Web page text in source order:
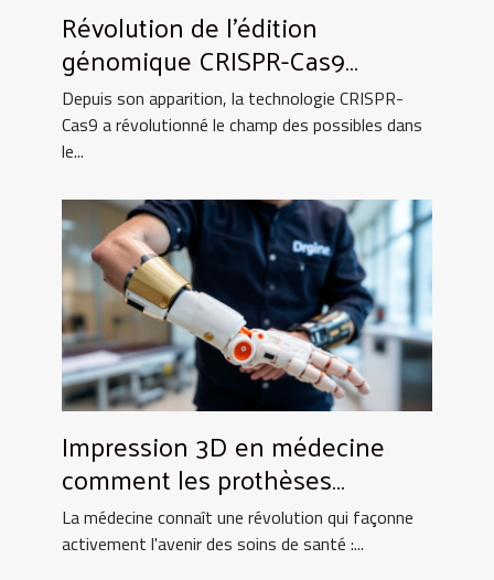
Révolution de l'édition
génomique CRISPR-Cas9
quelles perspectives pour la
médecine
Depuis son apparition, la technologie CRISPR-
Cas9 a révolutionné le champ des possibles dans
le...
Impression 3D en médecine
comment les prothèses
personnalisées transforment
les soins
La médecine connaît une révolution qui façonne
activement l'avenir des soins de santé :...